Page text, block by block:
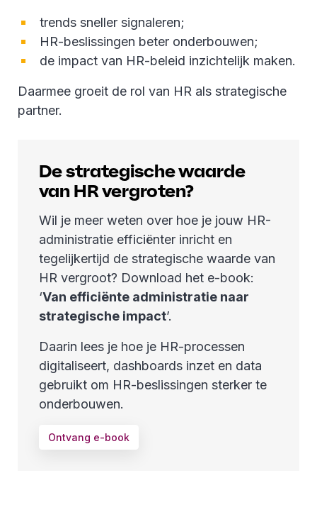
trends sneller signaleren;
HR-beslissingen beter onderbouwen;
de impact van HR-beleid inzichtelijk maken.
Daarmee groeit de rol van HR als strategische
partner.
De strategische waarde
van HR vergroten?
Wil je meer weten over hoe je jouw HR-
administratie efficiënter inricht en
tegelijkertijd de strategische waarde van
HR vergroot? Download het e-book:
‘Van efficiënte administratie naar
strategische impact’.
Daarin lees je hoe je HR-processen
digitaliseert, dashboards inzet en data
gebruikt om HR-beslissingen sterker te
onderbouwen.
Ontvang e-book